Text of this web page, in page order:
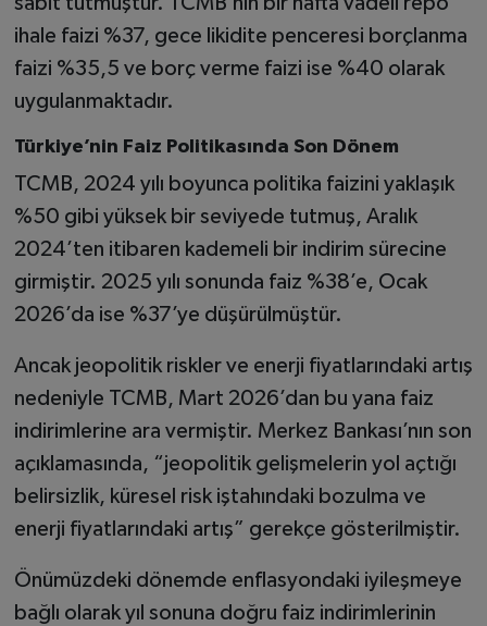
ihale faizi %37, gece likidite penceresi borçlanma
faizi %35,5 ve borç verme faizi ise %40 olarak
uygulanmaktadır.
Türkiye’nin Faiz Politikasında Son Dönem
TCMB, 2024 yılı boyunca politika faizini yaklaşık
%50 gibi yüksek bir seviyede tutmuş, Aralık
2024’ten itibaren kademeli bir indirim sürecine
girmiştir. 2025 yılı sonunda faiz %38’e, Ocak
2026’da ise %37’ye düşürülmüştür.
Ancak jeopolitik riskler ve enerji fiyatlarındaki artış
nedeniyle TCMB, Mart 2026’dan bu yana faiz
indirimlerine ara vermiştir. Merkez Bankası’nın son
açıklamasında, “jeopolitik gelişmelerin yol açtığı
belirsizlik, küresel risk iştahındaki bozulma ve
enerji fiyatlarındaki artış” gerekçe gösterilmiştir.
Önümüzdeki dönemde enflasyondaki iyileşmeye
bağlı olarak yıl sonuna doğru faiz indirimlerinin